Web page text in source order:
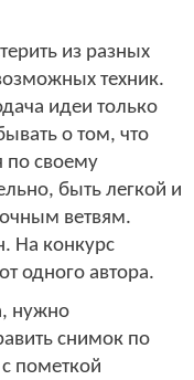
из разных
техник.
идеи только
о том, что
по своему
быть легкой и
ветвям.
На конкурс
одного автора.
нужно
снимок по
с пометкой